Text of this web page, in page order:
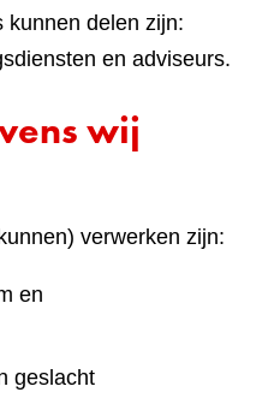
kunnen delen zijn:
en adviseurs.
wij
verwerken zijn:
en
geslacht